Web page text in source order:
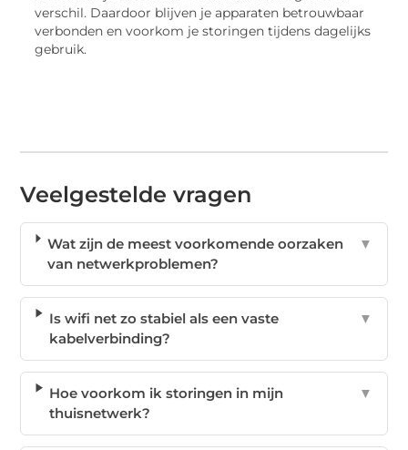
verschil. Daardoor blijven je apparaten betrouwbaar
verbonden en voorkom je storingen tijdens dagelijks
gebruik.
Veelgestelde vragen
Wat zijn de meest voorkomende oorzaken
van netwerkproblemen?
▼
Is wifi net zo stabiel als een vaste
kabelverbinding?
▼
Hoe voorkom ik storingen in mijn
thuisnetwerk?
▼